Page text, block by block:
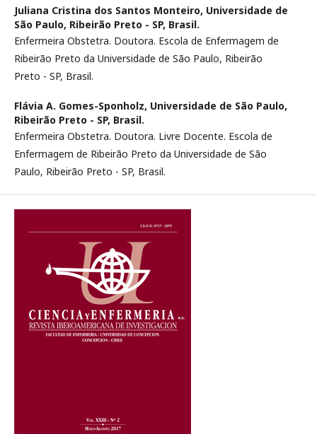
Juliana Cristina dos Santos Monteiro, Universidade de
São Paulo, Ribeirão Preto - SP, Brasil.
Enfermeira Obstetra. Doutora. Escola de Enfermagem de
Ribeirão Preto da Universidade de São Paulo, Ribeirão
Preto - SP, Brasil.
Flávia A. Gomes-Sponholz, Universidade de São Paulo,
Ribeirão Preto - SP, Brasil.
Enfermeira Obstetra. Doutora. Livre Docente. Escola de
Enfermagem de Ribeirão Preto da Universidade de São
Paulo, Ribeirão Preto - SP, Brasil.